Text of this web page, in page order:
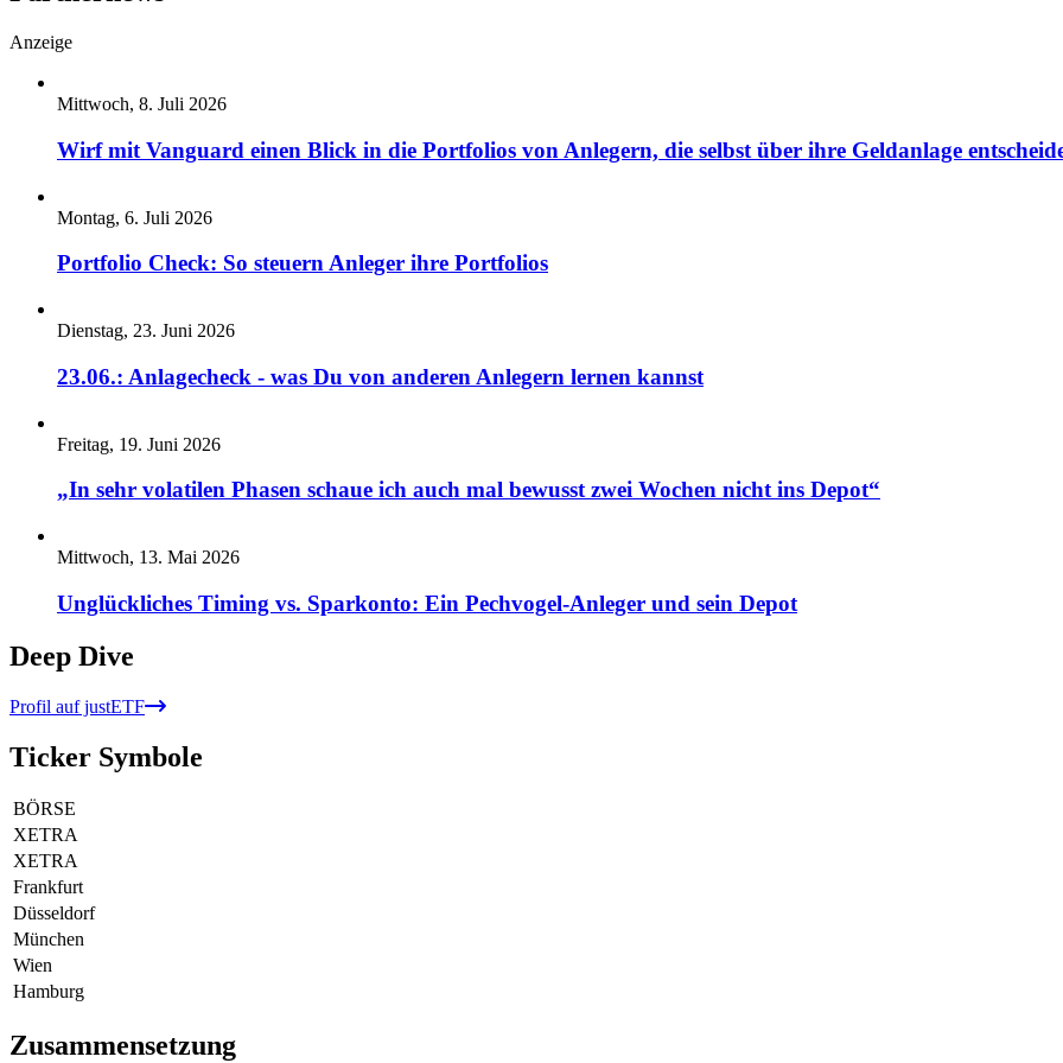
Anzeige
Mittwoch, 8. Juli 2026
Wirf mit Vanguard einen Blick in die Portfolios von Anlegern, die selbst über ihre Geldanlage
Montag, 6. Juli 2026
Portfolio Check: So steuern Anleger ihre Portfolios
Dienstag, 23. Juni 2026
23.06.: Anlagecheck - was Du von anderen Anlegern lernen kannst
Freitag, 19. Juni 2026
„In sehr volatilen Phasen schaue ich auch mal bewusst zwei Wochen nicht ins Depot“
Mittwoch, 13. Mai 2026
Unglückliches Timing vs. Sparkonto: Ein Pechvogel-Anleger und sein Depot
Deep Dive
Profil auf justETF
Ticker Symbole
BÖRSE
XETRA
XETRA
Frankfurt
Düsseldorf
München
Wien
Hamburg
Zusammensetzung